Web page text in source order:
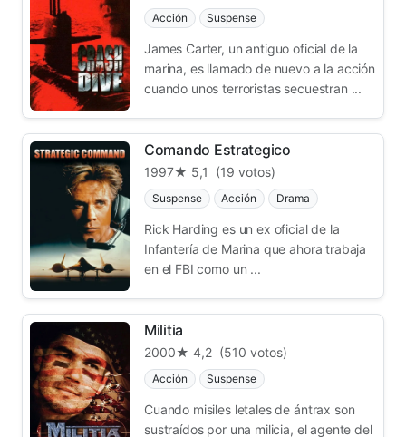
Acción Suspense
James Carter, un antiguo oficial de la
marina, es llamado de nuevo a la acción
cuando unos terroristas secuestran ...
Comando Estrategico
1997★ 5,1 (19 votos)
Suspense Acción Drama
Rick Harding es un ex oficial de la
Infantería de Marina que ahora trabaja
en el FBI como un ...
Militia
2000★ 4,2 (510 votos)
Acción Suspense
Cuando misiles letales de ántrax son
sustraídos por una milicia, el agente del